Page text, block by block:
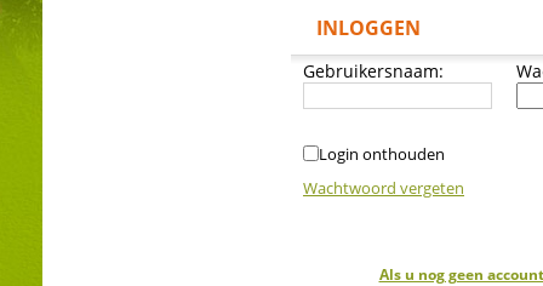
INLOGGEN
Gebruikersnaam:
Login onthouden
Wachtwoord vergeten
Als u nog geen